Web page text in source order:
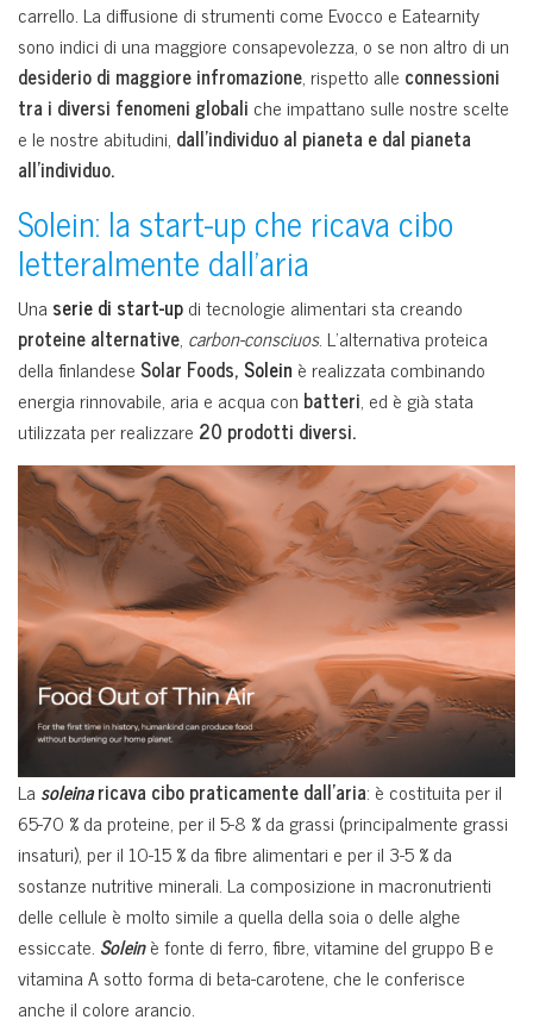
carrello. La diffusione di strumenti come Evocco e Eatearnity
sono indici di una maggiore consapevolezza, o se non altro di un
desiderio di maggiore infromazione, rispetto alle connessioni
tra i diversi fenomeni globali che impattano sulle nostre scelte
e le nostre abitudini, dall’individuo al pianeta e dal pianeta
all’individuo.
Solein: la start-up che ricava cibo
letteralmente dall’aria
Una serie di start-updi tecnologie alimentari sta creando
proteine alternative, carbon-consciuos. L’alternativa proteica
della finlandeseSolar Foods,Solein è realizzata combinando
energia rinnovabile, aria e acqua conbatteri, ed è già stata
utilizzata per realizzare 20 prodotti diversi.
La soleinaricava cibo praticamente dall’aria: è costituita per il
65-70 % da proteine, per il 5-8 % da grassi (principalmente grassi
insaturi), per il 10-15 % da fibre alimentari e per il 3-5 % da
sostanze nutritive minerali. La composizione in macronutrienti
delle cellule è molto simile a quella della soia o delle alghe
essiccate. Soleinè fonte di ferro, fibre, vitamine del gruppo B e
vitamina A sotto forma di beta-carotene, che le conferisce
anche il colore arancio.